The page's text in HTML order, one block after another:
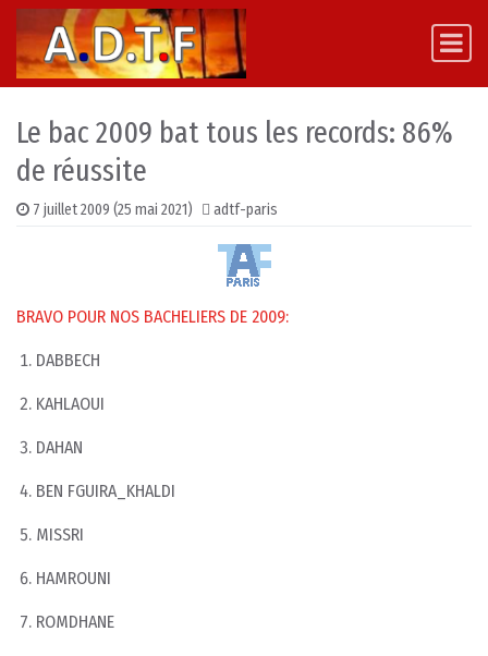
Skip to content
Main Navigation
Le bac 2009 bat tous les records: 86%
de réussite
7 juillet 2009 (25 mai 2021) adtf-paris
BRAVO POUR NOS BACHELIERS DE 2009:
DABBECH
KAHLAOUI
DAHAN
BEN FGUIRA_KHALDI
MISSRI
HAMROUNI
ROMDHANE